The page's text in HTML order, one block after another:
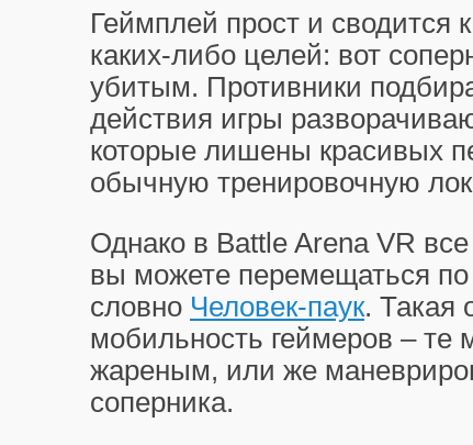
Геймплей прост и сводится
каких-либо целей: вот
убитым. Противники
действия игры
которые лишены красивых
обычную тренировочную
Однако в Battle Arena VR все
вы можете перемещаться
словно Человек-паук. Такая
мобильность геймеров – те
жареным, или же
соперника.